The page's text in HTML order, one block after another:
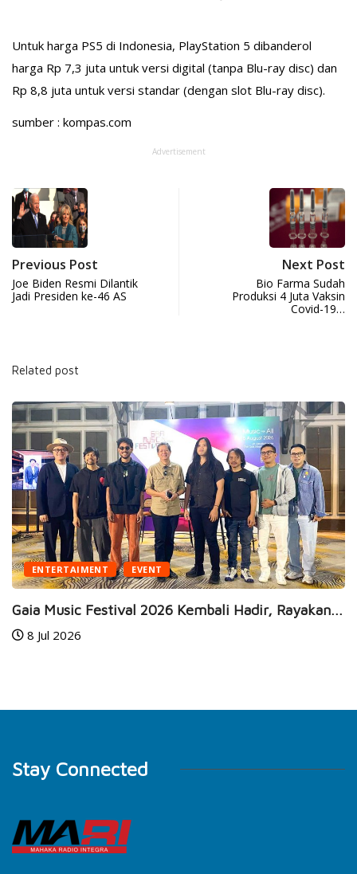
Untuk harga PS5 di Indonesia, PlayStation 5 dibanderol
harga Rp 7,3 juta untuk versi digital (tanpa Blu-ray disc) dan
Rp 8,8 juta untuk versi standar (dengan slot Blu-ray disc).
sumber : kompas.com
Advertisement
Previous Post
Joe Biden Resmi Dilantik
Jadi Presiden ke-46 AS
Next Post
Bio Farma Sudah
Produksi 4 Juta Vaksin
Covid-19…
Related post
Hadir, Rayakan... BUSINESS HEALTH
Stay Connected